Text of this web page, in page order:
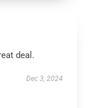
deal.
Dec 3, 2024